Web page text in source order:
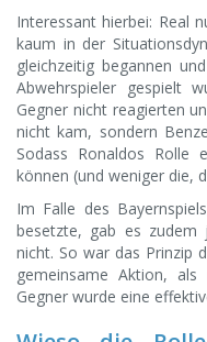
Interessant hierbei: Real
kaum in der
gleichzeitig begannen
Abwehrspieler gespielt
Gegner nicht reagierten
nicht kam, sondern
Sodass Ronaldos
können (und weniger die,
Im Falle des
besetzte, gab es zudem
nicht. So war das Prinzip
gemeinsame Aktion,
Gegner wurde eine